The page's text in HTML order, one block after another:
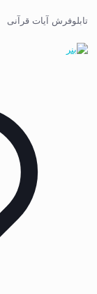
تابلوفرش آیات قرآنی